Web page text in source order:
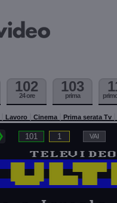
102
24 ore
103
prima
Lavoro Cinema Prima serata Tv